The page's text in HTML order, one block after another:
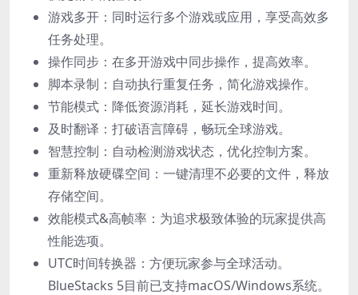
游戏多开：同时运行多个游戏或应用，享受高效多
任务处理。
操作同步：在多开游戏中同步操作，提高效率。
脚本录制：自动执行重复任务，简化游戏操作。
节能模式：降低资源消耗，延长游戏时间。
及时翻译：打破语言障碍，畅玩全球游戏。
智慧控制：自动检测游戏状态，优化控制方案。
重新释放硬碟空间：一键清理不必要的文件，释放
存储空间。
效能模式&高帧率：为追求极致体验的玩家提供高
性能选项。
UTC时间转换器：方便玩家参与全球活动。
BlueStacks 5目前已支持macOS/Windows系统。